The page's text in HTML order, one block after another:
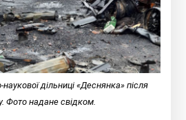
дільниці «Деснянка» після
Фото надане свідком.